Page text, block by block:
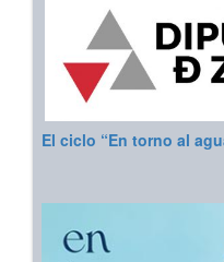
El ciclo “En torno al